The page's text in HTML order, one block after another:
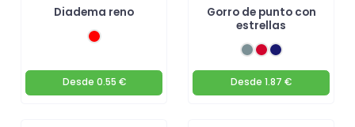
Diadema reno
Desde 0.55 €
Gorro de punto con
estrellas
Desde 1.87 €